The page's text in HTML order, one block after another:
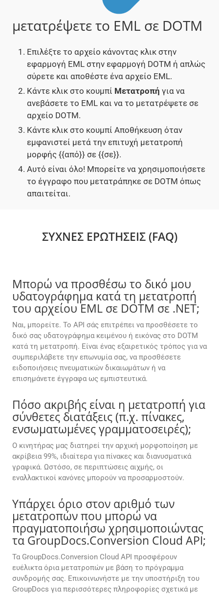
μετατρέψετε το EML σε DOTM
Επιλέξτε το αρχείο κάνοντας κλικ στην
εφαρμογή EML στην εφαρμογή DOTM ή απλώς
σύρετε και αποθέστε ένα αρχείο EML.
Κάντε κλικ στο κουμπί Μετατροπή για να
ανεβάσετε το EML και να το μετατρέψετε σε
αρχείο DOTM.
Κάντε κλικ στο κουμπί Αποθήκευση όταν
εμφανιστεί μετά την επιτυχή μετατροπή
μορφής {{από}} σε {{σε}}.
Αυτό είναι όλο! Μπορείτε να χρησιμοποιήσετε
το έγγραφο που μετατράπηκε σε DOTM όπως
απαιτείται.
ΣΥΧΝΈΣ ΕΡΩΤΉΣΕΙΣ (FAQ)
Μπορώ να προσθέσω το δικό μου
υδατογράφημα κατά τη μετατροπή
του αρχείου EML σε DOTM σε .NET;
Ναι, μπορείτε. Το API σάς επιτρέπει να προσθέσετε το
δικό σας υδατογράφημα κειμένου ή εικόνας στο DOTM
κατά τη μετατροπή. Είναι ένας εξαιρετικός τρόπος για να
συμπεριλάβετε την επωνυμία σας, να προσθέσετε
ειδοποιήσεις πνευματικών δικαιωμάτων ή να
επισημάνετε έγγραφα ως εμπιστευτικά.
Πόσο ακριβής είναι η μετατροπή για
σύνθετες διατάξεις (π.χ. πίνακες,
ενσωματωμένες γραμματοσειρές);
Ο κινητήρας μας διατηρεί την αρχική μορφοποίηση με
ακρίβεια 99%, ιδιαίτερα για πίνακες και διανυσματικά
γραφικά. Ωστόσο, σε περιπτώσεις αιχμής, οι
εναλλακτικοί κανόνες μπορούν να προσαρμοστούν.
Υπάρχει όριο στον αριθμό των
μετατροπών που μπορώ να
πραγματοποιήσω χρησιμοποιώντας
τα GroupDocs.Conversion Cloud API;
Τα GroupDocs.Conversion Cloud API προσφέρουν
ευέλικτα όρια μετατροπών με βάση το πρόγραμμα
συνδρομής σας. Επικοινωνήστε με την υποστήριξη του
GroupDocs για περισσότερες πληροφορίες σχετικά με